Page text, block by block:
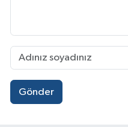
Gönder